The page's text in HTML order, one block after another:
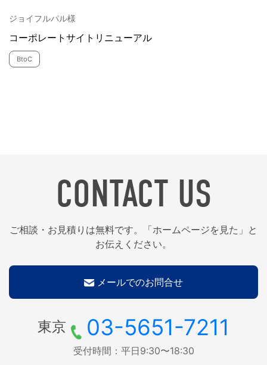
ジョイフルパル様
コーポレートサイトリニューアル
BtoC
CONTACT US
ご相談・お見積りは無料です。「ホームページを見た」と
お伝えください。
メールでのお問合せ
東京 03-5651-7211
受付時間：平日9:30〜18:30